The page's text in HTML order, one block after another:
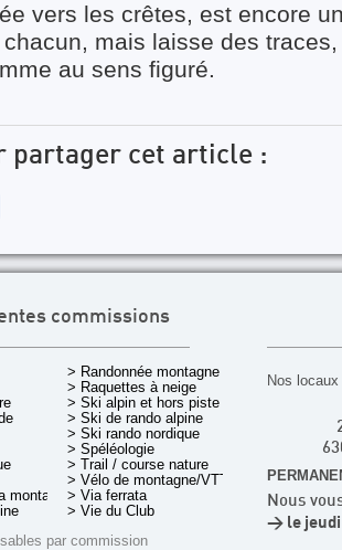
vers les crêtes, est encore
mais laisse des
au sens figuré.
partager cet article :
commissions
montagne
> Randonnée montagne
> Raquettes à neige
> Ski alpin et hors piste
> Ski de rando alpine
> Ski rando nordique
> Spéléologie
> Trail / course nature
> Vélo de montagne/VTT
> Via ferrata
> Vie du Club
par commission
Nos
Nous
> le jeudi